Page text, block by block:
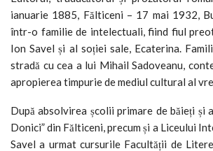
ianuarie 1885, Fălticeni – 17 mai 1932,
într-o familie de intelectuali, fiind fiul
Ion Savel și al soției sale, Ecaterina.
stradă cu cea a lui Mihail Sadoveanu,
apropierea timpurie de mediul cultural al
După absolvirea școlii primare de băieți și
Donici” din Fălticeni, precum și a Liceului
Savel a urmat cursurile Facultății de